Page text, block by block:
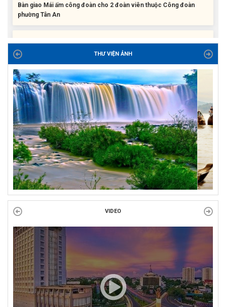
Liên đoàn Lao động tỉnh trao tặng 100 bộ bút chấm đọc tiếng Anh
BINH VÀ NGƯỜI CÓ CÔNG VỚI CÁCH MẠNG!
Công đoàn phường Tuy Hòa tổ chức chuỗi hoạt động chào mừng
97 năm ngày thành lập Công đoàn Việt Nam (28/7/1929 –...
THƯ VIỆN ẢNH
VIDEO